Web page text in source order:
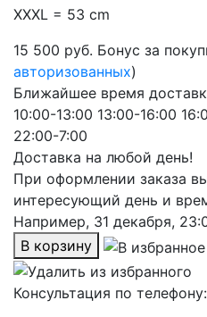
XXXL = 53 cm
15 500 руб. Бонус за
авторизованных)
Ближайшее время
10:00-13:00 13:00-16:00
22:00-7:00
Доставка на любой день!
При оформлении заказа
интересующий день и
Например, 31 декабря,
В корзину
Консультация по телефону: